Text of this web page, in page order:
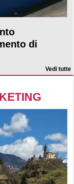
di
Vedi tutte